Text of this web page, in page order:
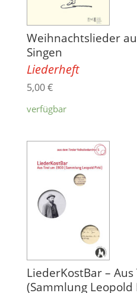
Weihnachtslieder
Singen
Liederheft
5,00€
verfügbar
LiederKostBar –
(Sammlung Leopold